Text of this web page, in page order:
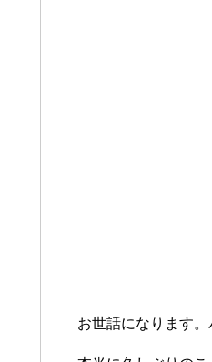
お世話になります。